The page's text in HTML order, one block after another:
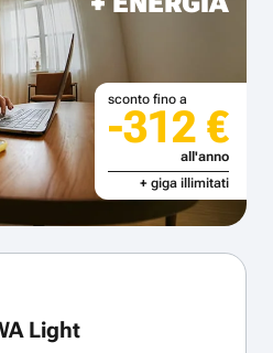
sconto fino a
-312 €
all'anno
+ giga illimitati
Light